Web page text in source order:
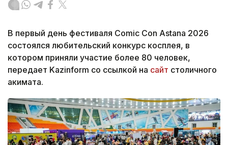
В первый день фестиваля Comic Con Astana 2026
состоялся любительский конкурс косплея, в
котором приняли участие более 80 человек,
передает Kazinform со ссылкой на сайт столичного
акимата.